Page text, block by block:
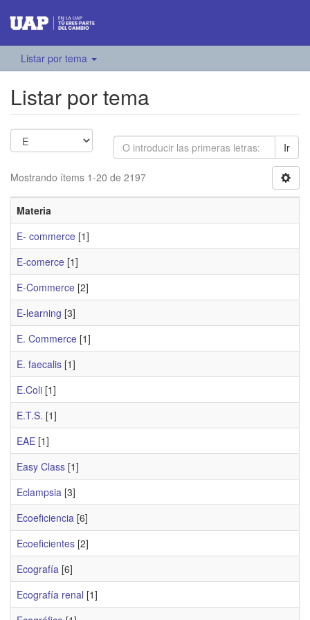
Listar por tema
Listar por tema
Ir
Mostrando ítems 1-20 de 2197
Materia
E- commerce [1]
E-comerce [1]
E-Commerce [2]
E-learning [3]
E. Commerce [1]
E. faecalis [1]
E.Coli [1]
E.T.S. [1]
EAE [1]
Easy Class [1]
Eclampsia [3]
Ecoeficiencia [6]
Ecoeficientes [2]
Ecografía [6]
Ecografía renal [1]